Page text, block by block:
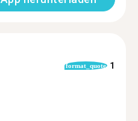
format_quote 1